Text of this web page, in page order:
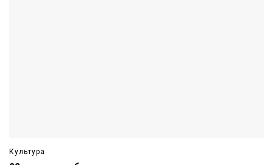
Культура